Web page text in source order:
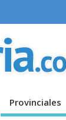
Provinciales